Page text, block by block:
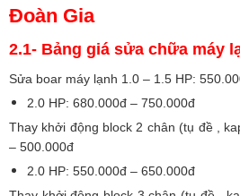
Đoàn Gia
2.1- Bảng giá sửa chữa máy
Sửa boar máy lạnh 1.0 – 1.5 HP:
2.0 HP: 680.000đ – 750.000đ
Thay khởi động block 2 chân (tụ đề ,
– 500.000đ
2.0 HP: 550.000đ – 650.000đ